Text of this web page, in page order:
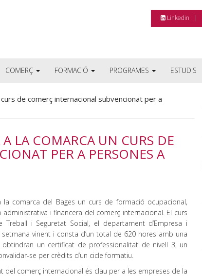
Linkedin
COMERÇ FORMACIÓ PROGRAMES ESTUDIS
de comerç internacional subvencionat per a
LA COMARCA UN CURS DE
PER A PERSONES A
comarca del Bages un curs de formació ocupacional,
i financera del comerç internacional. El curs
i Seguretat Social, el departament d’Empresa i
vinent i consta d’un total de 620 hores amb una
un certificat de professionalitat de nivell 3, un
se per crèdits d’un cicle formatiu.
comerç internacional és clau per a les empreses de la